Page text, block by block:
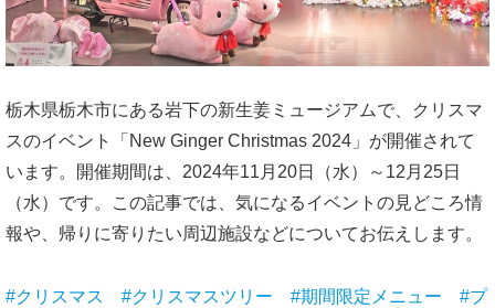
栃木県栃木市にある岩下の新生姜ミュージアムで、クリスマ
スのイベント「New Ginger Christmas 2024」が開催されて
います。開催期間は、2024年11月20日（水）～12月25日
（水）です。この記事では、気になるイベントの見どころ情
報や、帰りに寄りたい周辺施設などについてお伝えします。
#クリスマス #クリスマスツリー #期間限定メニュー #プ